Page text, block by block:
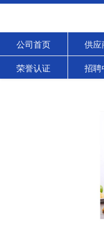
公司首页 供应
荣誉认证 招聘